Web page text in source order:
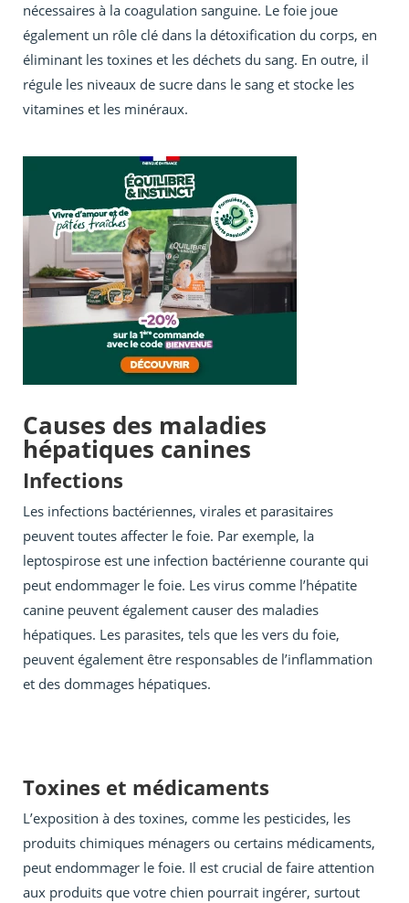
nécessaires à la coagulation sanguine. Le foie joue
également un rôle clé dans la détoxification du corps, en
éliminant les toxines et les déchets du sang. En outre, il
régule les niveaux de sucre dans le sang et stocke les
vitamines et les minéraux.
Causes des maladies
hépatiques canines
Infections
Les infections bactériennes, virales et parasitaires
peuvent toutes affecter le foie. Par exemple, la
leptospirose est une infection bactérienne courante qui
peut endommager le foie. Les virus comme l’hépatite
canine peuvent également causer des maladies
hépatiques. Les parasites, tels que les vers du foie,
peuvent également être responsables de l’inflammation
et des dommages hépatiques.
Toxines et médicaments
L’exposition à des toxines, comme les pesticides, les
produits chimiques ménagers ou certains médicaments,
peut endommager le foie. Il est crucial de faire attention
aux produits que votre chien pourrait ingérer, surtout